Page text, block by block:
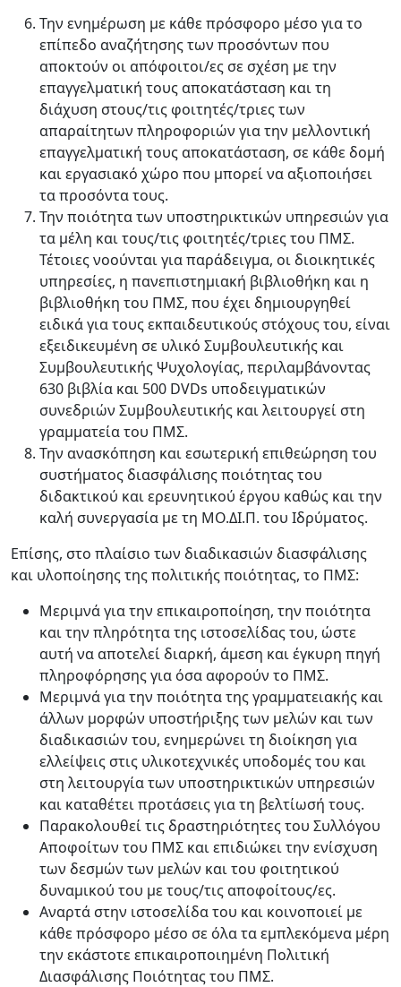
Την ενημέρωση με κάθε πρόσφορο μέσο για το
επίπεδο αναζήτησης των προσόντων που
αποκτούν οι απόφοιτοι/ες σε σχέση με την
επαγγελματική τους αποκατάσταση και τη
διάχυση στους/τις φοιτητές/τριες των
απαραίτητων πληροφοριών για την μελλοντική
επαγγελματική τους αποκατάσταση, σε κάθε δομή
και εργασιακό χώρο που μπορεί να αξιοποιήσει
τα προσόντα τους.
Την ποιότητα των υποστηρικτικών υπηρεσιών για
τα μέλη και τους/τις φοιτητές/τριες του ΠΜΣ.
Τέτοιες νοούνται για παράδειγμα, οι διοικητικές
υπηρεσίες, η πανεπιστημιακή βιβλιοθήκη και η
βιβλιοθήκη του ΠΜΣ, που έχει δημιουργηθεί
ειδικά για τους εκπαιδευτικούς στόχους του, είναι
εξειδικευμένη σε υλικό Συμβουλευτικής και
Συμβουλευτικής Ψυχολογίας, περιλαμβάνοντας
630 βιβλία και 500 DVDs υποδειγματικών
συνεδριών Συμβουλευτικής και λειτουργεί στη
γραμματεία του ΠΜΣ.
Την ανασκόπηση και εσωτερική επιθεώρηση του
συστήματος διασφάλισης ποιότητας του
διδακτικού και ερευνητικού έργου καθώς και την
καλή συνεργασία με τη ΜΟ.ΔΙ.Π. του Ιδρύματος.
Επίσης, στο πλαίσιο των διαδικασιών διασφάλισης
και υλοποίησης της πολιτικής ποιότητας, το ΠΜΣ:
Μεριμνά για την επικαιροποίηση, την ποιότητα
και την πληρότητα της ιστοσελίδας του, ώστε
αυτή να αποτελεί διαρκή, άμεση και έγκυρη πηγή
πληροφόρησης για όσα αφορούν το ΠΜΣ.
Μεριμνά για την ποιότητα της γραμματειακής και
άλλων μορφών υποστήριξης των μελών και των
διαδικασιών του, ενημερώνει τη διοίκηση για
ελλείψεις στις υλικοτεχνικές υποδομές του και
στη λειτουργία των υποστηρικτικών υπηρεσιών
και καταθέτει προτάσεις για τη βελτίωσή τους.
Παρακολουθεί τις δραστηριότητες του Συλλόγου
Αποφοίτων του ΠΜΣ και επιδιώκει την ενίσχυση
των δεσμών των μελών και του φοιτητικού
δυναμικού του με τους/τις αποφοίτους/ες.
Αναρτά στην ιστοσελίδα του και κοινοποιεί με
κάθε πρόσφορο μέσο σε όλα τα εμπλεκόμενα μέρη
την εκάστοτε επικαιροποιημένη Πολιτική
Διασφάλισης Ποιότητας του ΠΜΣ.